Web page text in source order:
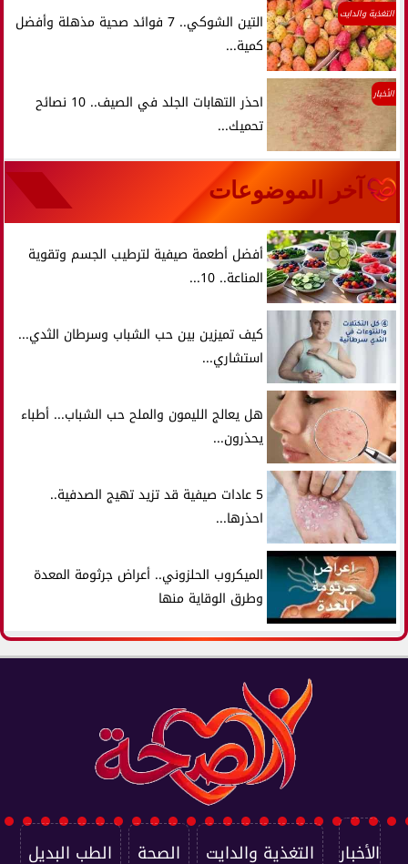
التغذية والدايت
التين الشوكي.. 7 فوائد صحية مذهلة وأفضل
كمية...
الأخبار
احذر التهابات الجلد في الصيف.. 10 نصائح
تحميك...
آخر الموضوعات
أفضل أطعمة صيفية لترطيب الجسم وتقوية
المناعة.. 10...
كيف تميزين بين حب الشباب وسرطان الثدي...
استشاري...
هل يعالج الليمون والملح حب الشباب... أطباء
يحذرون...
5 عادات صيفية قد تزيد تهيج الصدفية..
احذرها...
الميكروب الحلزوني.. أعراض جرثومة المعدة
وطرق الوقاية منها
الأخبار التغذية والدايت الصحة الطب البديل